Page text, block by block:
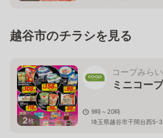
越谷市のチラシを見る
2枚
コープみらい
ミニコー
9時～20時
埼玉県越谷市千間台西5-